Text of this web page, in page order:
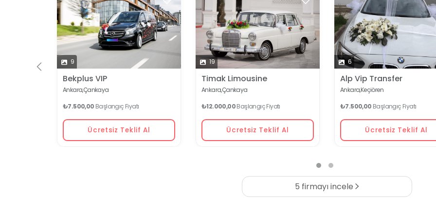
9
Bekplus VIP
Ankara,Çankaya
₺7.500,00 Başlangıç Fiyatı
Ücretsiz Teklif Al
19
Timak Limousine
Ankara,Çankaya
₺12.000,00Başlangıç Fiyatı
Ücretsiz Teklif Al
6
Alp Vip Transfer
Ankara,Keçiören
₺7.500,00 Başlangıç Fiyatı
Ücretsiz Teklif Al
5 firmayı incele